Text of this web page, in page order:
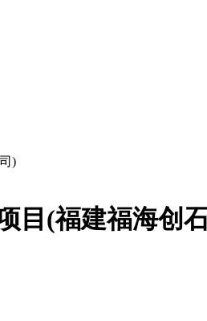
)
目(福建福海创